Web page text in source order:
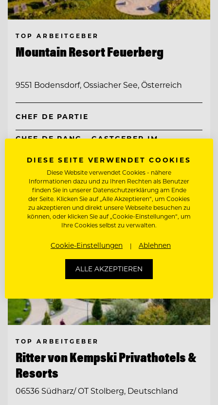
TOP ARBEITGEBER
Mountain Resort Feuerberg
9551 Bodensdorf, Ossiacher See, Österreich
CHEF DE PARTIE
CHEF DE RANG - GASTGEBER IM
Entdecke alle Jobs
TOP ARBEITGEBER
Ritter von Kempski Privathotels &
Resorts
06536 Südharz/ OT Stolberg, Deutschland
DIESE SEITE VERWENDET COOKIES
Diese Website verwendet Cookies - nähere
Informationen dazu und zu Ihren Rechten als Benutzer
finden Sie in unserer Datenschutzerklärung am Ende
der Seite. Klicken Sie auf „Alle Akzeptieren“, um Cookies
zu akzeptieren und direkt unsere Webseite besuchen zu
können, oder klicken Sie auf „Cookie-Einstellungen“, um
Ihre Cookies selbst zu verwalten.
Cookie-Einstellungen Ablehnen
ALLE AKZEPTIEREN